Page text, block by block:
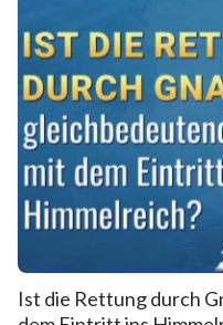
Ist die Rettung durch